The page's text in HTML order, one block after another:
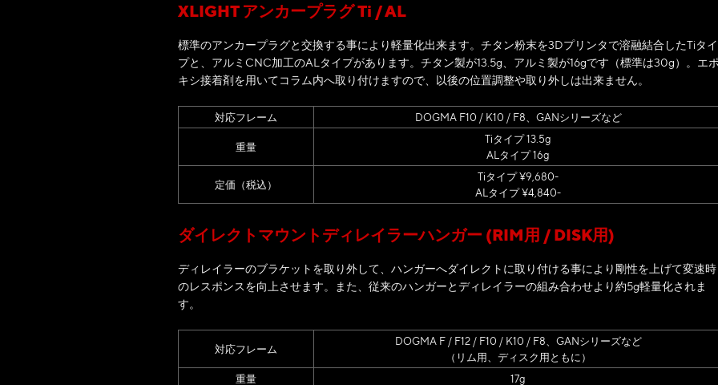
XLIGHT アンカープラグ Ti / AL
標準のアンカープラグと交換する事により軽量化出来ます。チタン粉末を3Dプリンタで溶融結合したTiタイ
プと、アルミCNC加工のALタイプがあります。チタン製が13.5g、アルミ製が16gです（標準は30g）。エ
キシ接着剤を用いてコラム内へ取り付けますので、以後の位置調整や取り外しは出来ません。
対応フレーム DOGMA F10 / K10 / F8、GANシリーズなど
重量
Tiタイプ 13.5g
ALタイプ 16g
定価（税込）
Tiタイプ ¥9,680-
ALタイプ ¥4,840-
ダイレクトマウントディレイラーハンガー (RIM用 / DISK用)
ディレイラーのブラケットを取り外して、ハンガーへダイレクトに取り付ける事により剛性を上げて変速時
のレスポンスを向上させます。また、従来のハンガーとディレイラーの組み合わせより約5g軽量化されま
す。
対応フレーム
DOGMA F / F12 / F10 / K10 / F8、GANシリーズなど
（リム用、ディスク用ともに）
重量
17g